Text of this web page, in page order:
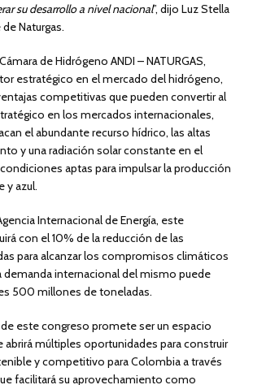
su desarrollo a nivel nacional”, dijo Luz Stella
Naturgas.
de Hidrógeno ANDI – NATURGAS,
estratégico en el mercado del hidrógeno,
competitivas que pueden convertir al
en los mercados internacionales,
el abundante recurso hídrico, las altas
y una radiación solar constante en el
aptas para impulsar la producción
y azul.
Internacional de Energía, este
con el 10% de la reducción de las
para alcanzar los compromisos climáticos
demanda internacional del mismo puede
500 millones de toneladas.
este congreso promete ser un espacio
abrirá múltiples oportunidades para construir
y competitivo para Colombia a través
facilitará su aprovechamiento como